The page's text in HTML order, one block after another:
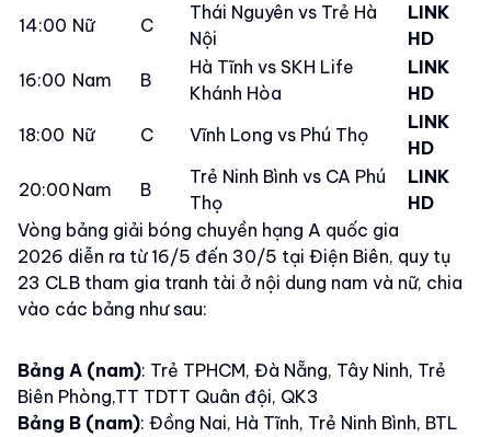
14:00 Nữ C
Thái Nguyên vs Trẻ Hà
Nội
LINK
HD
16:00 Nam B
Hà Tĩnh vs SKH Life
Khánh Hòa
LINK
HD
18:00 Nữ C Vĩnh Long vs Phú Thọ
LINK
HD
20:00 Nam B
Trẻ Ninh Bình vs CA Phú
Thọ
LINK
HD
Vòng bảng giải bóng chuyền hạng A quốc gia
2026 diễn ra từ 16/5 đến 30/5 tại Điện Biên, quy tụ
23 CLB tham gia tranh tài ở nội dung nam và nữ, chia
vào các bảng như sau:
Bảng A (nam): Trẻ TPHCM, Đà Nẵng, Tây Ninh, Trẻ
Biên Phòng,TT TDTT Quân đội, QK3
Bảng B (nam): Đồng Nai, Hà Tĩnh, Trẻ Ninh Bình, BTL